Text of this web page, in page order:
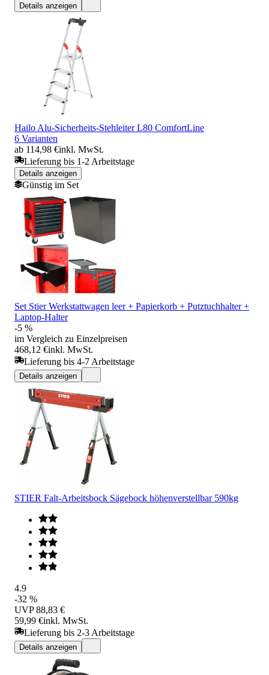
Details anzeigen
Hailo Alu-Sicherheits-Stehleiter L80 ComfortLine
6 Varianten
ab 114,98 €inkl. MwSt.
Lieferung bis 1-2 Arbeitstage
Details anzeigen
Günstig im Set
Set Stier Werkstattwagen leer + Papierkorb + Putztuchhalter +
Laptop-Halter
-5 %
im Vergleich zu Einzelpreisen
468,12 €inkl. MwSt.
Lieferung bis 4-7 Arbeitstage
Details anzeigen
STIER Falt-Arbeitsbock Sägebock höhenverstellbar 590kg
4.9
-32 %
UVP 88,83 €
59,99 €inkl. MwSt.
Lieferung bis 2-3 Arbeitstage
Details anzeigen